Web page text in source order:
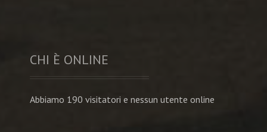
CHI È ONLINE
Abbiamo 190 visitatori e nessun utente online